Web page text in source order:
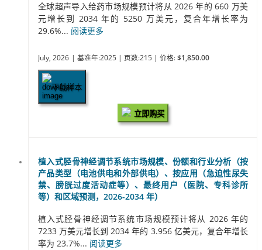
全球超声导入给药市场规模预计将从 2026 年的 660 万美
元增长到 2034 年的 5250 万美元，复合年增长率为
29.6%... 阅读更多
July, 2026 | 基准年:2025 | 页数:215 | 价格: $1,850.00
下载样本
立即购买
植入式胫骨神经调节系统市场规模、份额和行业分析（按
产品类型（电池供电和外部供电）、按应用（急迫性尿失
禁、膀胱过度活动症等）、最终用户（医院、专科诊所
等）和区域预测，2026-2034 年）
植入式胫骨神经调节系统市场规模预计将从 2026 年的
7233 万美元增长到 2034 年的 3.956 亿美元，复合年增长
率为 23.7%... 阅读更多